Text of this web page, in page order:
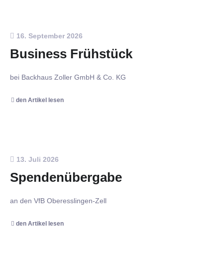
16. September 2026
Business Frühstück
bei Backhaus Zoller GmbH & Co. KG
den Artikel lesen
13. Juli 2026
Spendenübergabe
an den VfB Oberesslingen-Zell
den Artikel lesen